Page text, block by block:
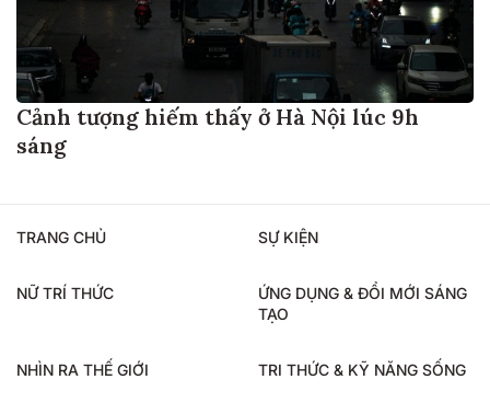
Cảnh tượng hiếm thấy ở Hà Nội lúc 9h
sáng
TRANG CHỦ SỰ KIỆN
NỮ TRÍ THỨC
ỨNG DỤNG & ĐỔI MỚI SÁNG
TẠO
NHÌN RA THẾ GIỚI TRI THỨC & KỸ NĂNG SỐNG